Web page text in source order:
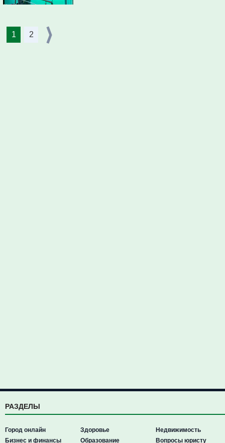
1 2
РАЗДЕЛЫ
Город онлайн
Бизнес и финансы
Здоровье
Образование
Недвижимость
Вопросы юристу